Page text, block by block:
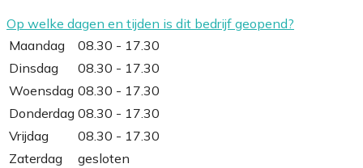
Op welke dagen en tijden is dit bedrijf geopend?
Maandag
08.30 - 17.30
Dinsdag
08.30 - 17.30
Woensdag 08.30 - 17.30
Donderdag 08.30 - 17.30
Vrijdag
08.30 - 17.30
Zaterdag
gesloten